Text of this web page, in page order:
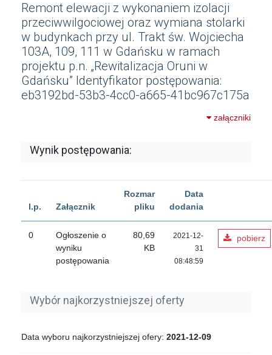
Remont elewacji z wykonaniem izolacji
przeciwwilgociowej oraz wymiana stolarki
w budynkach przy ul. Trakt św. Wojciecha
103A, 109, 111 w Gdańsku w ramach
projektu p.n. „Rewitalizacja Oruni w
Gdańsku” Identyfikator postępowania:
eb3192bd-53b3-4cc0-a665-41bc967c175a
załączniki
Wynik postępowania:
l.p. Załącznik
Rozmar
pliku
Data
dodania
0
Ogłoszenie o
wyniku
postępowania
80,69
KB
2021-12-
31
08:48:59
pobierz
Wybór najkorzystniejszej oferty
Data wyboru najkorzystniejszej ofery: 2021-12-09